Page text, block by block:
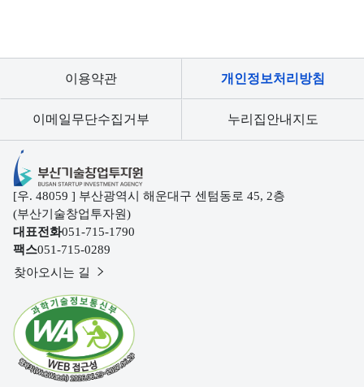
이용약관 개인정보처리방침
이메일무단수집거부 누리집안내지도
부산기술창업투자원
[우. 48059 ] 부산광역시 해운대구 센텀동로 45, 2층
(부산기술창업투자원)
대표전화051-715-1790
팩스051-715-0289
찾아오시는 길